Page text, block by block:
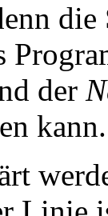
der
kann.